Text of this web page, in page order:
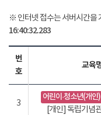
※ 인터넷 접수는 서버시간을
16:40:32.293
번
호
교육
3
어린이·청소년(개인)
[개인] 독립기념